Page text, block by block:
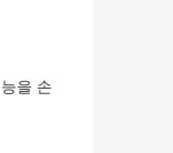
을 손